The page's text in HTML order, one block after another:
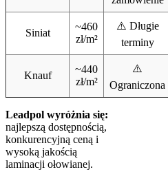
Siniat
~460
zł/m²
⚠️ Długie
terminy
Knauf
~440
zł/m²
⚠️
Ograniczona
Leadpol wyróżnia się:
najlepszą dostępnością,
konkurencyjną ceną i
wysoką jakością
laminacji ołowianej.